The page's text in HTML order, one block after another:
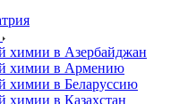
химии в Азербайджан
химии в Армению
химии в Беларуссию
химии в Казахстан